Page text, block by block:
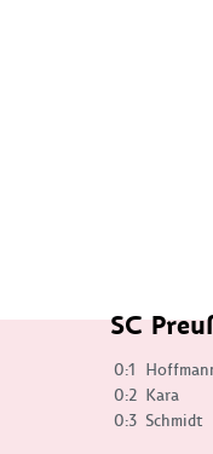
SC
0:1
0:2 Kara
0:3 Schmidt